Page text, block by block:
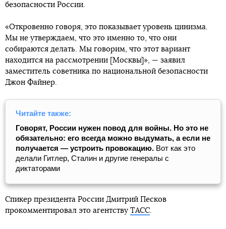
безопасности России.
«Откровенно говоря, это показывает уровень цинизма.
Мы не утверждаем, что это именно то, что они
собираются делать. Мы говорим, что этот вариант
находится на рассмотрении [Москвы]», — заявил
заместитель советника по национальной безопасности
Джон Файнер.
Читайте также:
Говорят, России нужен повод для войны. Но это не
обязательно: его всегда можно выдумать, а если не
получается ― устроить провокацию. Вот как это
делали Гитлер, Сталин и другие генералы с
диктаторами
Спикер президента России Дмитрий Песков
прокомментировал это агентству ТАСС